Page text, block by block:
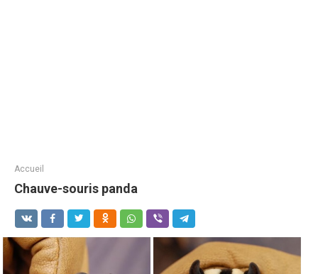
Accueil
Chauve-souris panda